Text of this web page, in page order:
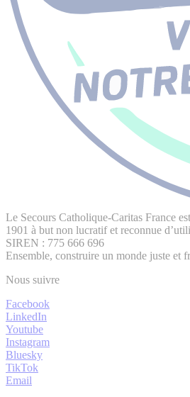
Le Secours Catholique-Caritas France
1901 à but non lucratif et reconnue
SIREN : 775 666 696
Ensemble, construire un monde juste et
Nous suivre
Facebook
LinkedIn
Youtube
Instagram
Bluesky
TikTok
Email